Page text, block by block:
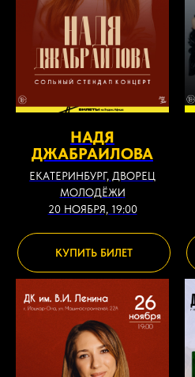
НАДЯ
ДЖАБРАИЛОВА
ЕКАТЕРИНБУРГ, ДВОРЕЦ
МОЛОДЁЖИ
20 НОЯБРЯ, 19:00
КУПИТЬ БИЛЕТ